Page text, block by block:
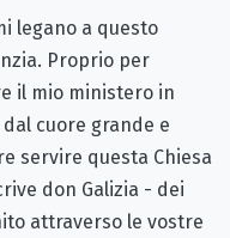
legano a questo
Proprio per
il mio ministero in
cuore grande e
servire questa Chiesa
don Galizia - dei
attraverso le vostre